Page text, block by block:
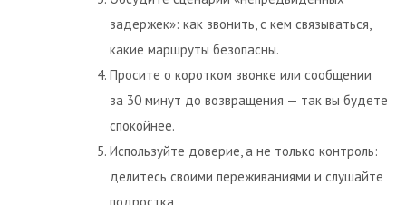
задержек»: как звонить, с кем связываться,
какие маршруты безопасны.
Просите о коротком звонке или сообщении
за 30 минут до возвращения — так вы будете
спокойнее.
Используйте доверие, а не только контроль:
делитесь своими переживаниями и слушайте
подростка.